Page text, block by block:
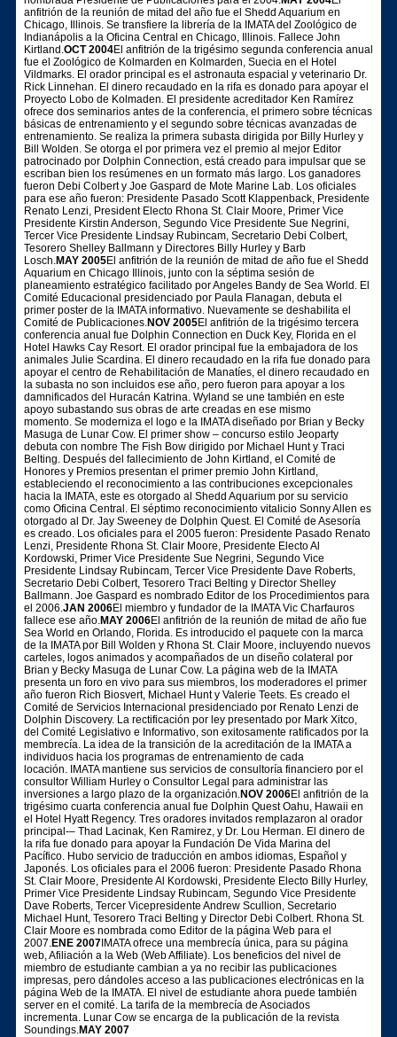
anfitrión de la reunión de mitad del año fue el Shedd Aquarium en
Chicago, Illinois. Se transfiere la librería de la IMATA del Zoológico de
Indianápolis a la Oficina Central en Chicago, Illinois. Fallece John
Kirtland.OCT 2004El anfitrión de la trigésimo segunda conferencia anual
fue el Zoológico de Kolmarden en Kolmarden, Suecia en el Hotel
Vildmarks. El orador principal es el astronauta espacial y veterinario Dr.
Rick Linnehan. El dinero recaudado en la rifa es donado para apoyar el
Proyecto Lobo de Kolmaden. El presidente acreditador Ken Ramírez
ofrece dos seminarios antes de la conferencia, el primero sobre técnicas
básicas de entrenamiento y el segundo sobre técnicas avanzadas de
entrenamiento. Se realiza la primera subasta dirigida por Billy Hurley y
Bill Wolden. Se otorga el por primera vez el premio al mejor Editor
patrocinado por Dolphin Connection, está creado para impulsar que se
escriban bien los resúmenes en un formato más largo. Los ganadores
fueron Debi Colbert y Joe Gaspard de Mote Marine Lab. Los oficiales
para ese año fueron: Presidente Pasado Scott Klappenback, Presidente
Renato Lenzi, President Electo Rhona St. Clair Moore, Primer Vice
Presidente Kirstin Anderson, Segundo Vice Presidente Sue Negrini,
Tercer Vice Presidente Lindsay Rubincam, Secretario Debi Colbert,
Tesorero Shelley Ballmann y Directores Billy Hurley y Barb
Losch.MAY 2005El anfitrión de la reunión de mitad de año fue el Shedd
Aquarium en Chicago Illinois, junto con la séptima sesión de
planeamiento estratégico facilitado por Angeles Bandy de Sea World. El
Comité Educacional presidenciado por Paula Flanagan, debuta el
primer poster de la IMATA informativo. Nuevamente se deshabilita el
Comité de Publicaciones.NOV 2005El anfitrión de la trigésimo tercera
conferencia anual fue Dolphin Connection en Duck Key, Florida en el
Hotel Hawks Cay Resort. El orador principal fue la embajadora de los
animales Julie Scardina. El dinero recaudado en la rifa fue donado para
apoyar el centro de Rehabilitación de Manatíes, el dinero recaudado en
la subasta no son incluidos ese año, pero fueron para apoyar a los
damnificados del Huracán Katrina. Wyland se une también en este
apoyo subastando sus obras de arte creadas en ese mismo
momento. Se moderniza el logo e la IMATA diseñado por Brian y Becky
Masuga de Lunar Cow. El primer show – concurso estilo Jeoparty
debuta con nombre The Fish Bow dirigido por Michael Hunt y Traci
Belting. Después del fallecimiento de John Kirtland, el Comité de
Honores y Premios presentan el primer premio John Kirtland,
estableciendo el reconocimiento a las contribuciones excepcionales
hacia la IMATA, este es otorgado al Shedd Aquarium por su servicio
como Oficina Central. El séptimo reconocimiento vitalicio Sonny Allen es
otorgado al Dr. Jay Sweeney de Dolphin Quest. El Comité de Asesoría
es creado. Los oficiales para el 2005 fueron: Presidente Pasado Renato
Lenzi, Presidente Rhona St. Clair Moore, Presidente Electo Al
Kordowski, Primer Vice Presidente Sue Negrini, Segundo Vice
Presidente Lindsay Rubincam, Tercer Vice Presidente Dave Roberts,
Secretario Debi Colbert, Tesorero Traci Belting y Director Shelley
Ballmann. Joe Gaspard es nombrado Editor de los Procedimientos para
el 2006.JAN 2006El miembro y fundador de la IMATA Vic Charfauros
fallece ese año.MAY 2006El anfitrión de la reunión de mitad de año fue
Sea World en Orlando, Florida. Es introducido el paquete con la marca
de la IMATA por Bill Wolden y Rhona St. Clair Moore, incluyendo nuevos
carteles, logos animados y acompañados de un diseño colateral por
Brian y Becky Masuga de Lunar Cow. La página web de la IMATA
presenta un foro en vivo para sus miembros, los moderadores el primer
año fueron Rich Biosvert, Michael Hunt y Valerie Teets. Es creado el
Comité de Servicios Internacional presidenciado por Renato Lenzi de
Dolphin Discovery. La rectificación por ley presentado por Mark Xitco,
del Comité Legislativo e Informativo, son exitosamente ratificados por la
membrecía. La idea de la transición de la acreditación de la IMATA a
individuos hacia los programas de entrenamiento de cada
locación. IMATA mantiene sus servicios de consultoría financiero por el
consultor William Hurley o Consultor Legal para administrar las
inversiones a largo plazo de la organización.NOV 2006El anfitrión de la
trigésimo cuarta conferencia anual fue Dolphin Quest Oahu, Hawaii en
el Hotel Hyatt Regency. Tres oradores invitados remplazaron al orador
principal-– Thad Lacinak, Ken Ramirez, y Dr. Lou Herman. El dinero de
la rifa fue donado para apoyar la Fundación De Vida Marina del
Pacífico. Hubo servicio de traducción en ambos idiomas, Español y
Japonés. Los oficiales para el 2006 fueron: Presidente Pasado Rhona
St. Clair Moore, Presidente Al Kordowski, Presidente Electo Billy Hurley,
Primer Vice Presidente Lindsay Rubincam, Segundo Vice Presidente
Dave Roberts, Tercer Vicepresidente Andrew Scullion, Secretario
Michael Hunt, Tesorero Traci Belting y Director Debi Colbert. Rhona St.
Clair Moore es nombrada como Editor de la página Web para el
2007.ENE 2007IMATA ofrece una membrecía única, para su página
web, Afiliación a la Web (Web Affiliate). Los beneficios del nivel de
miembro de estudiante cambian a ya no recibir las publicaciones
impresas, pero dándoles acceso a las publicaciones electrónicas en la
página Web de la IMATA. El nivel de estudiante ahora puede también
server en el comité. La tarifa de la membrecía de Asociados
incrementa. Lunar Cow se encarga de la publicación de la revista
Soundings.MAY 2007